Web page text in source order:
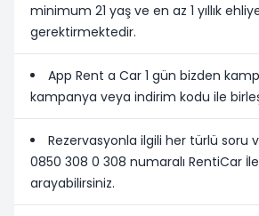
minimum 21 yaş ve en az 1 yıllık
gerektirmektedir.
App Rent a Car 1 gün bizden
kampanya veya indirim kodu ile
Rezervasyonla ilgili her türlü soru
0850 308 0 308 numaralı RentiCar
arayabilirsiniz.